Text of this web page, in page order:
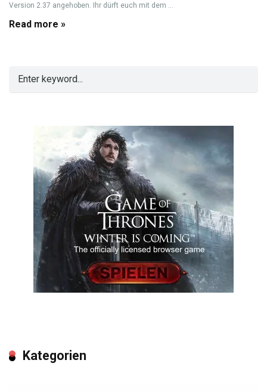
Version 2.37 angehoben. Ihr dürft euch mit dem ...
Read more »
Kategorien